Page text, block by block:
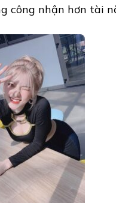
công nhận hơn tài